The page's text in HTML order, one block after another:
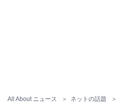
All About ニュース ネットの話題